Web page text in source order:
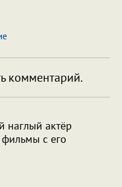
комментарий.
наглый актёр
с его